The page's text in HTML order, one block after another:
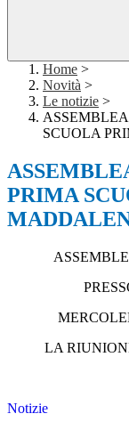
Home >
Novità >
Le notizie >
SCUOLA
PRIMA
LA
Notizie